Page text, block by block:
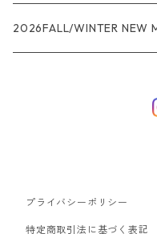
R1エア
R1
ジャケット・アウター
ボードショーツ
レインウェアー
2026FALL/WINTER NEW
プライバシーポリシー
特定商取引法に基づく表記